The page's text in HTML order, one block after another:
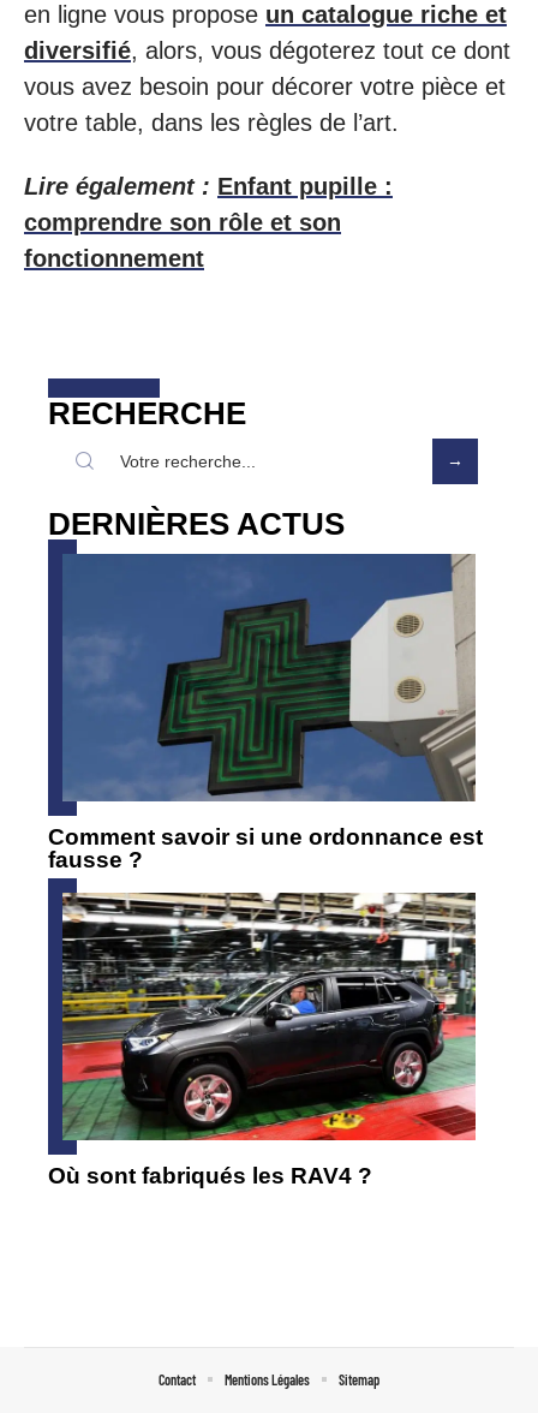
en ligne vous propose un catalogue riche et
diversifié, alors, vous dégoterez tout ce dont
vous avez besoin pour décorer votre pièce et
votre table, dans les règles de l’art.
Lire également : Enfant pupille :
comprendre son rôle et son
fonctionnement
RECHERCHE
DERNIÈRES ACTUS
Comment savoir si une ordonnance est
fausse ?
Où sont fabriqués les RAV4 ?
Contact Mentions Légales Sitemap